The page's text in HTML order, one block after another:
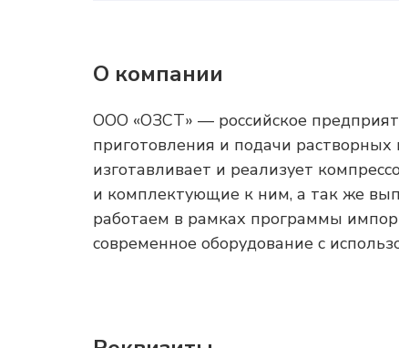
О компании
ООО «ОЗСТ» — российское
приготовления и подачи
изготавливает и реализует
и комплектующие к ним, а так же
работаем в рамках программы
современное оборудование с